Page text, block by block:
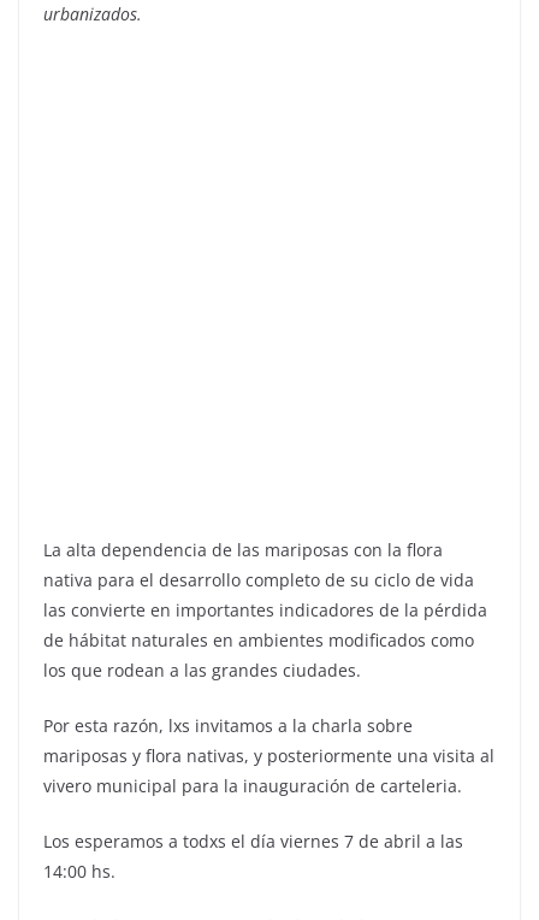
urbanizados.
La alta dependencia de las mariposas con la flora
nativa para el desarrollo completo de su ciclo de vida
las convierte en importantes indicadores de la pérdida
de hábitat naturales en ambientes modificados como
los que rodean a las grandes ciudades.
Por esta razón, lxs invitamos a la charla sobre
mariposas y flora nativas, y posteriormente una visita al
vivero municipal para la inauguración de carteleria.
Los esperamos a todxs el día viernes 7 de abril a las
14:00 hs.